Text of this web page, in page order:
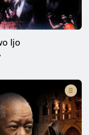
Ijo